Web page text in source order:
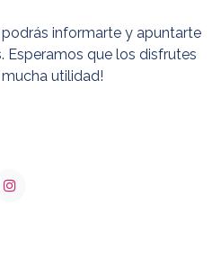
informarte y apuntarte
Esperamos que los disfrutes
utilidad!